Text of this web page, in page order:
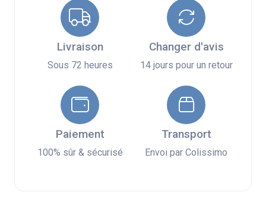
Livraison
Sous 72 heures
Changer d'avis
14 jours pour un retour
Paiement
100% sûr & sécurisé
Transport
Envoi par Colissimo